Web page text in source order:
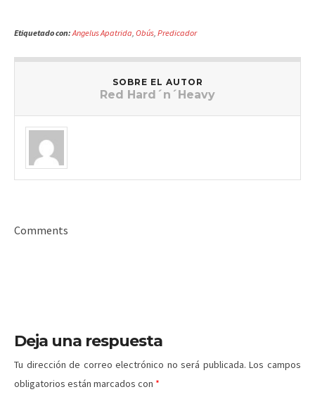
Etiquetado con: Angelus Apatrida, Obús, Predicador
SOBRE EL AUTOR
Red Hard´n´Heavy
Comments
Deja una respuesta
Tu dirección de correo electrónico no será publicada. Los campos
obligatorios están marcados con *